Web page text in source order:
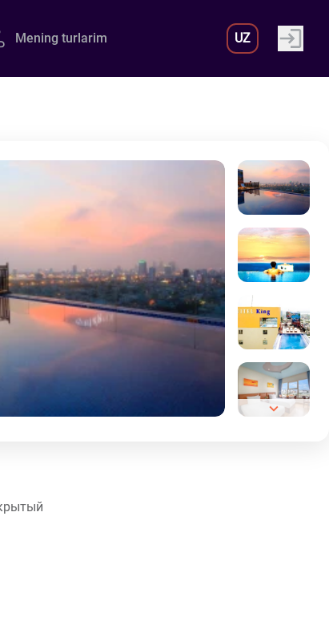
Mening turlarim UZ